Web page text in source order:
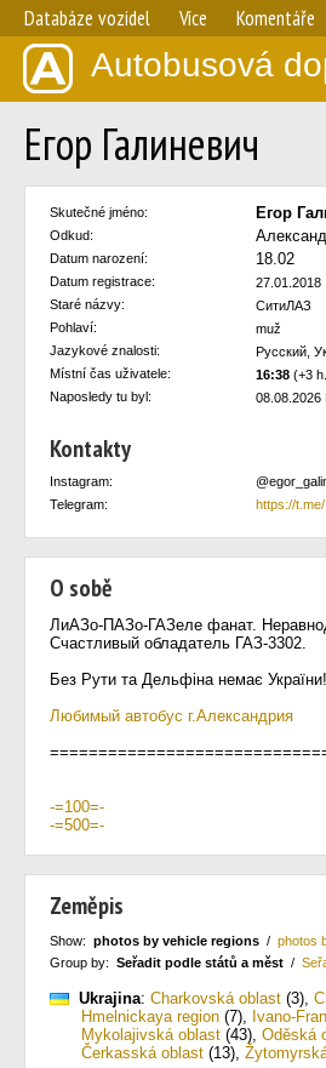
Databáze vozidel Více Komentáře
Autobusová
Егор Галиневич
Skutečné jméno: Егор
Odkud:
Datum narození: 18.02
Datum registrace:
27.01.2018
Staré názvy:
СитиЛАЗ
Pohlaví:
muž
Jazykové znalosti:
Русский,
Místní čas uživatele:
16:38 (+3
Naposledy tu byl:
08.08.2026
Kontakty
Instagram:
Telegram:
https://
O sobě
ЛиАЗо-ПАЗо-ГАЗеле фанат.
Счастливый обладатель ГАЗ-3302.
Без Рути та Дельфіна немає України!
Любимый автобус г.Александрия
-=100=-
-=500=-
Zeměpis
Show: photos by vehicle regions / photos
Group by: Seřadit podle států a měst /
Ukrajina: Charkovská oblast (3),
Hmelnickaya region (7), Ivano-
Mykolajivská oblast (43), Oděská
Čerkasská oblast (13),